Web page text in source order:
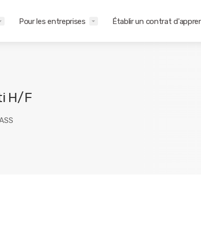
Pour les entreprises Établir un contrat
H/F